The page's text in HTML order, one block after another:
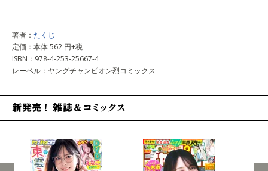
著者： たくじ
定価：本体 562 円+税
ISBN：978-4-253-25667-4
レーベル：ヤングチャンピオン烈コミックス